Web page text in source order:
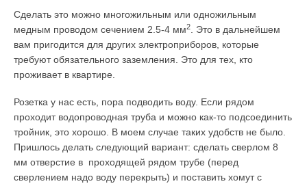
Сделать это можно многожильным или одножильным
медным проводом сечением 2.5-4 мм2. Это в дальнейшем
вам пригодится для других электроприборов, которые
требуют обязательного заземления. Это для тех, кто
проживает в квартире.
Розетка у нас есть, пора подводить воду. Если рядом
проходит водопроводная труба и можно как-то подсоединить
тройник, это хорошо. В моем случае таких удобств не было.
Пришлось делать следующий вариант: сделать сверлом 8
мм отверстие в проходящей рядом трубе (перед
сверлением надо воду перекрыть) и поставить хомут с